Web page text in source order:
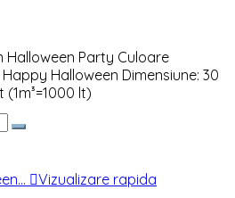
Halloween Party Culoare
Halloween Dimensiune: 30
(1m³=1000 lt)
Vizualizare rapida